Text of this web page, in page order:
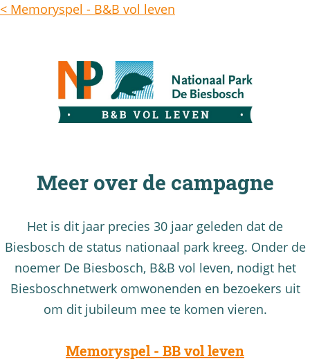
< Memoryspel - B&B vol leven
Meer over de campagne
Het is dit jaar precies 30 jaar geleden dat de
Biesbosch de status nationaal park kreeg. Onder de
noemer De Biesbosch, B&B vol leven, nodigt het
Biesboschnetwerk omwonenden en bezoekers uit
om dit jubileum mee te komen vieren.
Memoryspel - BB vol leven